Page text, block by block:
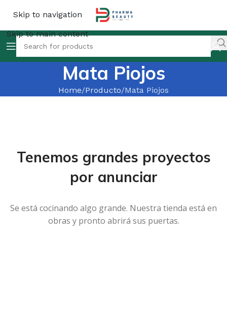
Skip to navigation
Skip to main content
Mata Piojos
Home Producto Mata Piojos
Tenemos grandes proyectos
por anunciar
Se está cocinando algo grande. Nuestra tienda está en
obras y pronto abrirá sus puertas.